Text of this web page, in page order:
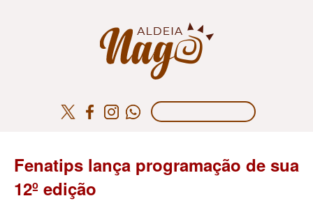
Fenatips lança programação de sua
12º edição